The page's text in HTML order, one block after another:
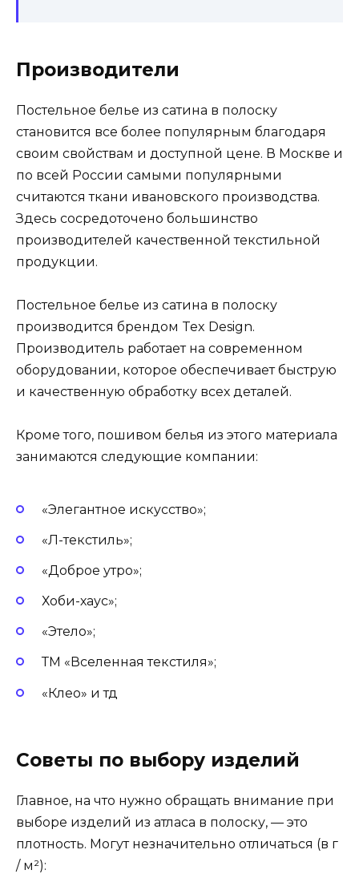
Производители
Постельное белье из сатина в полоску
становится все более популярным благодаря
своим свойствам и доступной цене. В Москве и
по всей России самыми популярными
считаются ткани ивановского производства.
Здесь сосредоточено большинство
производителей качественной текстильной
продукции.
Постельное белье из сатина в полоску
производится брендом Tex Design.
Производитель работает на современном
оборудовании, которое обеспечивает быструю
и качественную обработку всех деталей.
Кроме того, пошивом белья из этого материала
занимаются следующие компании:
«Элегантное искусство»;
«Л-текстиль»;
«Доброе утро»;
Хоби-хаус»;
«Этело»;
ТМ «Вселенная текстиля»;
«Клео» и тд
Советы по выбору изделий
Главное, на что нужно обращать внимание при
выборе изделий из атласа в полоску, — это
плотность. Могут незначительно отличаться (в г
/ м²):